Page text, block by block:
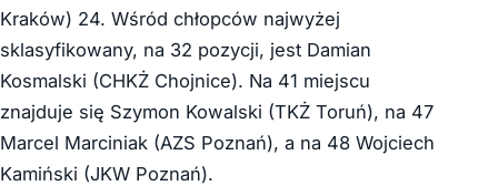
Kraków) 24. Wśród chłopców najwyżej
sklasyfikowany, na 32 pozycji, jest Damian
Kosmalski (CHKŻ Chojnice). Na 41 miejscu
znajduje się Szymon Kowalski (TKŻ Toruń), na 47
Marcel Marciniak (AZS Poznań), a na 48 Wojciech
Kamiński (JKW Poznań).